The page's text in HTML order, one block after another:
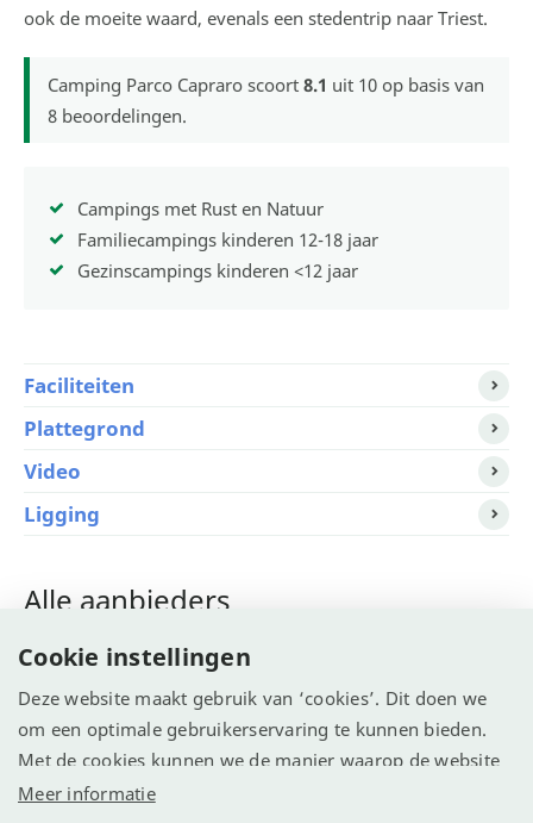
ook de moeite waard, evenals een stedentrip naar Triest.
Camping Parco Capraro scoort 8.1 uit 10 op basis van
8 beoordelingen.
Campings met Rust en Natuur
Familiecampings kinderen 12-18 jaar
Gezinscampings kinderen <12 jaar
Faciliteiten
Plattegrond
Video
Ligging
Alle aanbieders
Tip!
Jetcamp >
ANWB Camping >
Cookie instellingen
Deze website maakt gebruik van ‘cookies’. Dit doen we
om een optimale gebruikerservaring te kunnen bieden.
Met de cookies kunnen we de manier waarop de website
wordt gebruikt vastleggen en analyseren. We willen
Meer informatie